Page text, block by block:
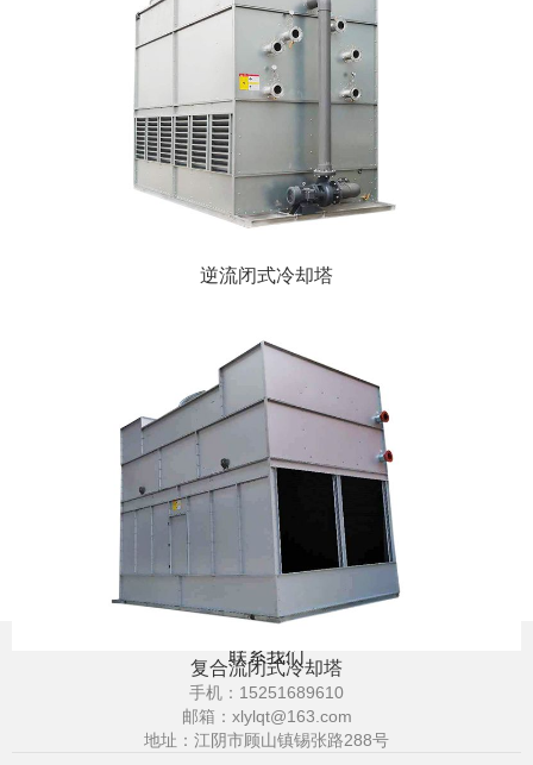
逆流闭式冷却塔
复合流闭式冷却塔
联系我们
手机： 15251689610
邮箱： xlylqt@163.com
地址：江阴市顾山镇锡张路288号